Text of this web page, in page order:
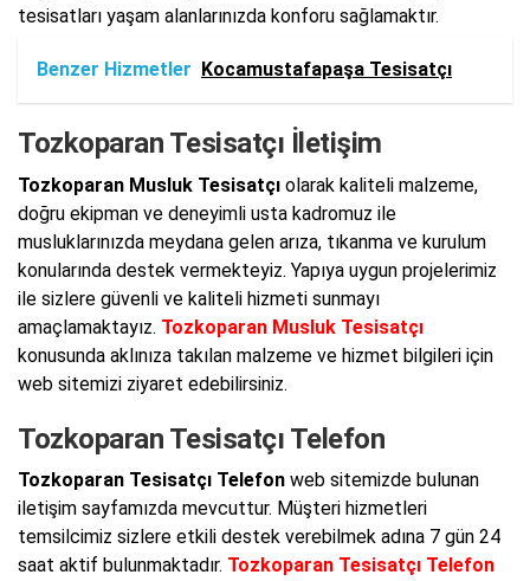
tesisatları yaşam alanlarınızda konforu sağlamaktır.
Benzer Hizmetler Kocamustafapaşa Tesisatçı
Tozkoparan Tesisatçı İletişim
Tozkoparan Musluk Tesisatçı olarak kaliteli malzeme,
doğru ekipman ve deneyimli usta kadromuz ile
musluklarınızda meydana gelen arıza, tıkanma ve kurulum
konularında destek vermekteyiz. Yapıya uygun projelerimiz
ile sizlere güvenli ve kaliteli hizmeti sunmayı
amaçlamaktayız. Tozkoparan Musluk Tesisatçı
konusunda aklınıza takılan malzeme ve hizmet bilgileri için
web sitemizi ziyaret edebilirsiniz.
Tozkoparan Tesisatçı Telefon
Tozkoparan Tesisatçı Telefon web sitemizde bulunan
iletişim sayfamızda mevcuttur. Müşteri hizmetleri
temsilcimiz sizlere etkili destek verebilmek adına 7 gün 24
saat aktif bulunmaktadır. Tozkoparan Tesisatçı Telefon